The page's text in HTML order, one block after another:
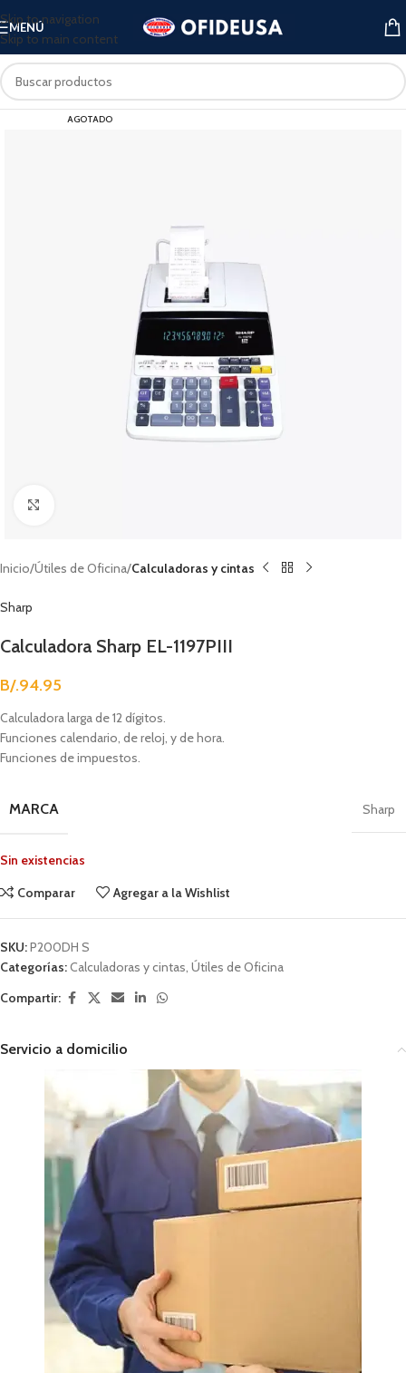
Skip to navigation
Skip to main content
MENÚ
AGOTADO
Inicio Útiles de Oficina Calculadoras y cintas
Sharp
Calculadora Sharp EL-1197PIII
B/.94.95
Calculadora larga de 12 dígitos.
Funciones calendario, de reloj, y de hora.
Funciones de impuestos.
MARCA Sharp
Sin existencias
Comparar
Agregar a la Wishlist
SKU:P200DH S
Categorías:Calculadoras y cintas, Útiles de Oficina
Compartir:
Servicio a domicilio